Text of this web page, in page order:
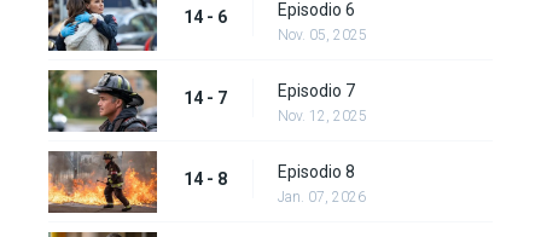
14 - 6 Episodio 6
Nov. 05, 2025
14 - 7 Episodio 7
Nov. 12, 2025
14 - 8 Episodio 8
Jan. 07, 2026